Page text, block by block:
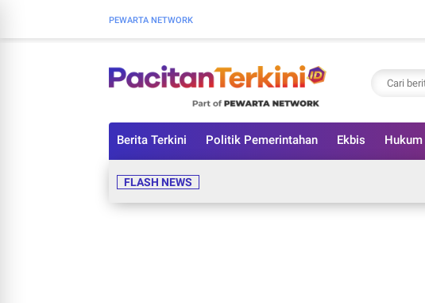
PEWARTA NETWORK
Berita Terkini Politik Pemerintahan Ekbis
FLASH NEWS